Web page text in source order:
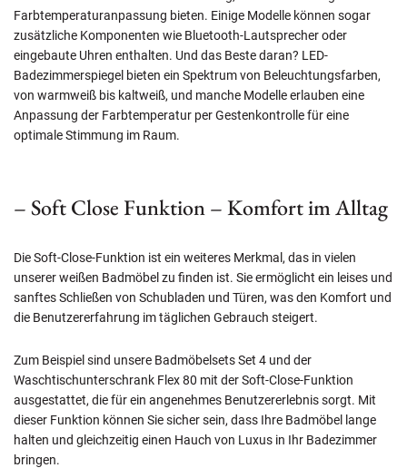
Farbtemperaturanpassung bieten. Einige Modelle können sogar
zusätzliche Komponenten wie Bluetooth-Lautsprecher oder
eingebaute Uhren enthalten. Und das Beste daran? LED-
Badezimmerspiegel bieten ein Spektrum von Beleuchtungsfarben,
von warmweiß bis kaltweiß, und manche Modelle erlauben eine
Anpassung der Farbtemperatur per Gestenkontrolle für eine
optimale Stimmung im Raum.
– Soft Close Funktion – Komfort im Alltag
Die Soft-Close-Funktion ist ein weiteres Merkmal, das in vielen
unserer weißen Badmöbel zu finden ist. Sie ermöglicht ein leises und
sanftes Schließen von Schubladen und Türen, was den Komfort und
die Benutzererfahrung im täglichen Gebrauch steigert.
Zum Beispiel sind unsere Badmöbelsets Set 4 und der
Waschtischunterschrank Flex 80 mit der Soft-Close-Funktion
ausgestattet, die für ein angenehmes Benutzererlebnis sorgt. Mit
dieser Funktion können Sie sicher sein, dass Ihre Badmöbel lange
halten und gleichzeitig einen Hauch von Luxus in Ihr Badezimmer
bringen.